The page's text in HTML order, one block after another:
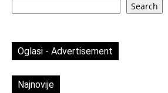
Search
Oglasi - Advertisement
Najnovije